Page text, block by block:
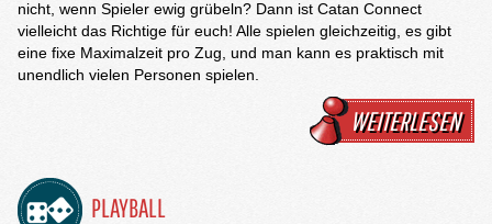
nicht, wenn Spieler ewig grübeln? Dann ist Catan Connect
vielleicht das Richtige für euch! Alle spielen gleichzeitig, es gibt
eine fixe Maximalzeit pro Zug, und man kann es praktisch mit
unendlich vielen Personen spielen.
WEITERLESEN
PLAYBALL